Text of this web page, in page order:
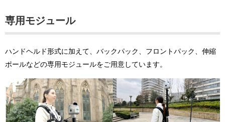
専用モジュール
ハンドヘルド形式に加えて、バックパック、フロントパック、伸縮
ポールなどの専用モジュールをご用意しています。